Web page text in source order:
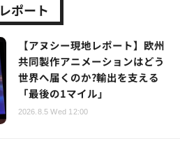
レポート
【アヌシー現地レポート】欧州
共同製作アニメーションはどう
世界へ届くのか?輸出を支える
「最後の1マイル」
2026.8.5 Wed 12:00